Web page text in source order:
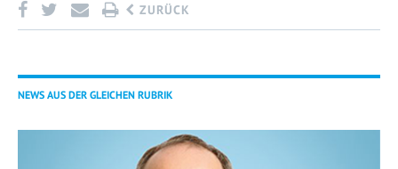
ZURÜCK
NEWS AUS DER GLEICHEN RUBRIK